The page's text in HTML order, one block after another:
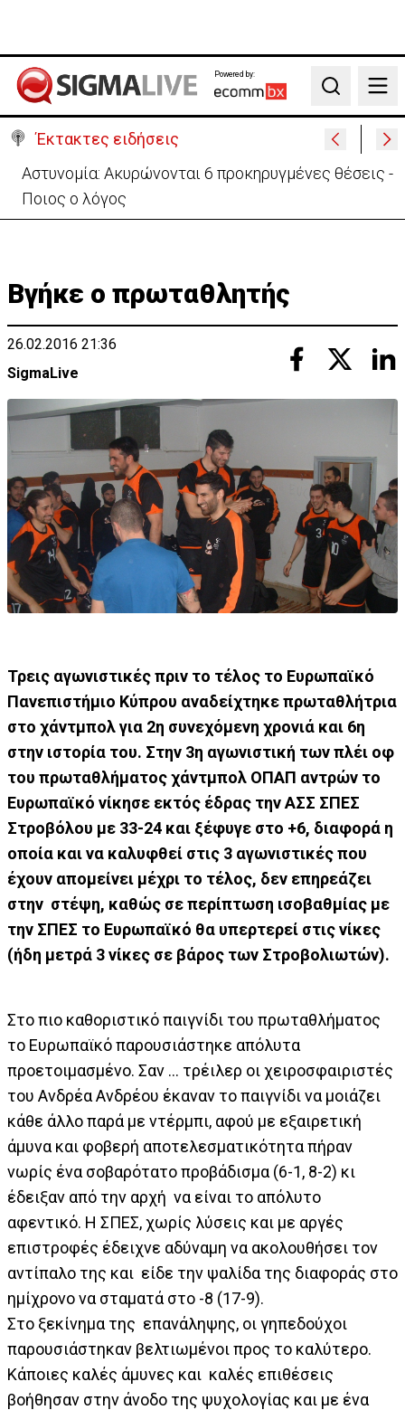
Powered by:
Search
Έκτακτες ειδήσεις
Αστυνομία: Ακυρώνονται 6 προκηρυγμένες θέσεις -
Ποιος ο λόγος
Βγήκε ο πρωταθλητής
26.02.2016 21:36
SigmaLive
Τρεις αγωνιστικές πριν το τέλος το Ευρωπαϊκό
Πανεπιστήμιο Κύπρου αναδείχτηκε πρωταθλήτρια
στο χάντμπολ για 2η συνεχόμενη χρονιά και 6η
στην ιστορία του. Στην 3η αγωνιστική των πλέι οφ
του πρωταθλήματος χάντμπολ ΟΠΑΠ αντρών το
Ευρωπαϊκό νίκησε εκτός έδρας την ΑΣΣ ΣΠΕΣ
Στροβόλου με 33-24 και ξέφυγε στο +6, διαφορά η
οποία και να καλυφθεί στις 3 αγωνιστικές που
έχουν απομείνει μέχρι το τέλος, δεν επηρεάζει
στην στέψη, καθώς σε περίπτωση ισοβαθμίας με
την ΣΠΕΣ το Ευρωπαϊκό θα υπερτερεί στις νίκες
(ήδη μετρά 3 νίκες σε βάρος των Στροβολιωτών).
Στο πιο καθοριστικό παιγνίδι του πρωταθλήματος
το Ευρωπαϊκό παρουσιάστηκε απόλυτα
προετοιμασμένο. Σαν ... τρέιλερ οι χειροσφαιριστές
του Ανδρέα Ανδρέου έκαναν το παιγνίδι να μοιάζει
κάθε άλλο παρά με ντέρμπι, αφού με εξαιρετική
άμυνα και φοβερή αποτελεσματικότητα πήραν
νωρίς ένα σοβαρότατο προβάδισμα (6-1, 8-2) κι
έδειξαν από την αρχή να είναι το απόλυτο
αφεντικό. Η ΣΠΕΣ, χωρίς λύσεις και με αργές
επιστροφές έδειχνε αδύναμη να ακολουθήσει τον
αντίπαλο της και είδε την ψαλίδα της διαφοράς στο
ημίχρονο να σταματά στο -8 (17-9).
Στο ξεκίνημα της επανάληψης, οι γηπεδούχοι
παρουσιάστηκαν βελτιωμένοι προς το καλύτερο.
Κάποιες καλές άμυνες και καλές επιθέσεις
βοήθησαν στην άνοδο της ψυχολογίας και με ένα